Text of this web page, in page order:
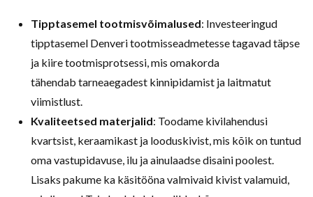
Tipptasemel tootmisvõimalused: Investeeringud
tipptasemel Denveri tootmisseadmetesse tagavad täpse
ja kiire tootmisprotsessi, mis omakorda
tähendab tarneaegadest kinnipidamist ja laitmatut
viimistlust.
Kvaliteetsed materjalid: Toodame kivilahendusi
kvartsist, keraamikast ja looduskivist, mis kõik on tuntud
oma vastupidavuse, ilu ja ainulaadse disaini poolest.
Lisaks pakume ka käsitööna valmivaid kivist valamuid,